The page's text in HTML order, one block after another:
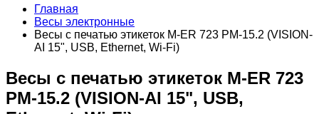
Главная
Весы электронные
Весы с печатью этикеток M-ER 723 PM-15.2 (VISION-
AI 15", USB, Ethernet, Wi-Fi)
Весы с печатью этикеток M-ER 723
PM-15.2 (VISION-AI 15", USB,